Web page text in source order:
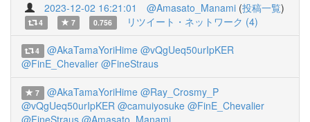
2023-12-02 16:21:01 @Amasato_Manami (投稿一覧)
4 7 0.756 リツイート・ネットワーク (4)
4 @AkaTamaYoriHime @vQgUeq50urIpKER
@FinE_Chevalier @FineStraus
7 @AkaTamaYoriHime @Ray_Crosmy_P
@vQgUeq50urIpKER @camuiyosuke @FinE_Chevalier
@FineStraus @Amasato_Manami